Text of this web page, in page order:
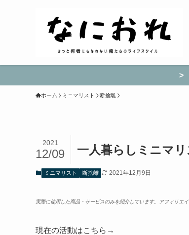
>
ホーム ミニマリスト 断捨離
一人暮らしミニマ
2021
12/09
ミニマリスト 断捨離 2021年12月9日
実際に使用した商品・サービスのみを紹介しています。アフィリエイ
現在の活動はこちら→